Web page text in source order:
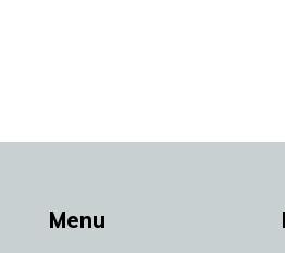
Menu